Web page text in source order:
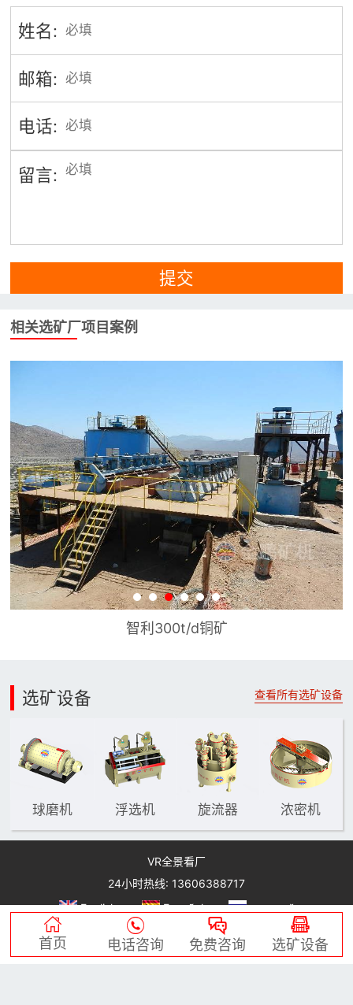
姓名:
邮箱:
电话:
留言:
提交
相关选矿厂项目案例
智利300t/d铜矿
选矿设备 查看所有选矿设备
球磨机 浮选机 旋流器 浓密机
VR全景看厂
24小时热线: 13606388717
English
Español
русский
2006-2026 烟台金鹏矿业机械有限公司
鲁ICP备11020432号-1

首页

电话咨询

免费咨询

选矿设备